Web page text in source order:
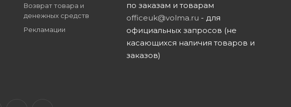
Возврат товара и
денежных средств
Рекламации
по заказам и товарам
officeuk@volma.ru - для
официальных запросов (не
касающихся наличия товаров и
заказов)